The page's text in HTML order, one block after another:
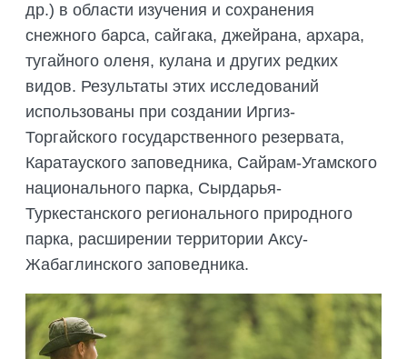
др.) в области изучения и сохранения
снежного барса, сайгака, джейрана, архара,
тугайного оленя, кулана и других редких
видов. Результаты этих исследований
использованы при создании Иргиз-
Торгайского государственного резервата,
Каратауского заповедника, Сайрам-Угамского
национального парка, Сырдарья-
Туркестанского регионального природного
парка, расширении территории Аксу-
Жабаглинского заповедника.